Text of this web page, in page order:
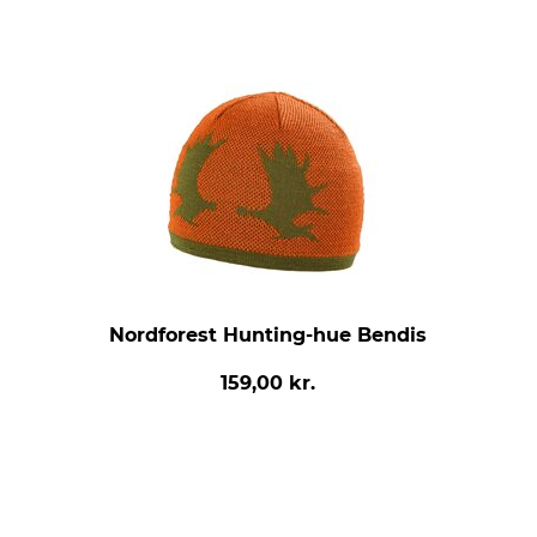
Nordforest Hunting-hue Bendis
159,00 kr.